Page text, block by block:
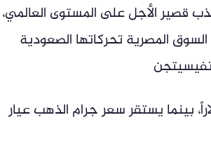
قصير الأجل على المستوى العالمي،
المصرية تحركاتها الصعودية
أوقية الذهب عالمياً بالقرب من مستوى 4,050 دولاراً، بينما يستقر سعر جرام الذهب عيار